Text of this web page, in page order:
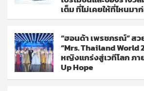
เต็ม ที่ไม่เคยให้ที่ไหนมา
“ฮอนด้า เพรชภรณ์” ส
“Mrs. Thailand World
หญิงแกร่งสู่เวทีโลก ภา
Up Hope